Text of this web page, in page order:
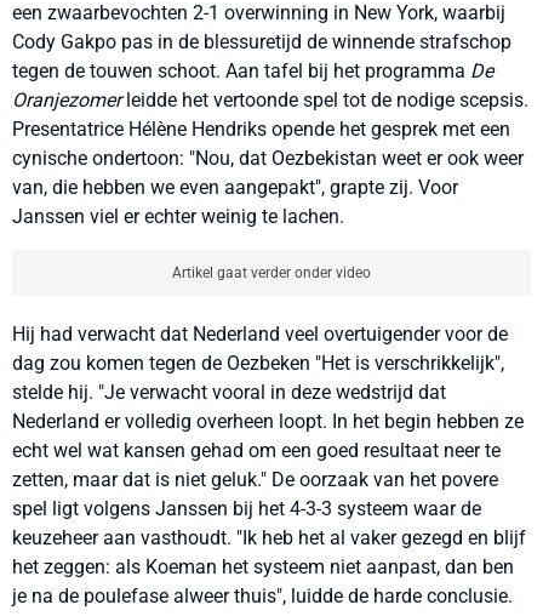
een zwaarbevochten 2-1 overwinning in New York, waarbij
Cody Gakpo pas in de blessuretijd de winnende strafschop
tegen de touwen schoot. Aan tafel bij het programma De
Oranjezomerleidde het vertoonde spel tot de nodige scepsis.
Presentatrice Hélène Hendriks opende het gesprek met een
cynische ondertoon: "Nou, dat Oezbekistan weet er ook weer
van, die hebben we even aangepakt", grapte zij. Voor
Janssen viel er echter weinig te lachen.
Artikel gaat verder onder video
Hij had verwacht dat Nederland veel overtuigender voor de
dag zou komen tegen de Oezbeken "Het is verschrikkelijk",
stelde hij. "Je verwacht vooral in deze wedstrijd dat
Nederland er volledig overheen loopt. In het begin hebben ze
echt wel wat kansen gehad om een goed resultaat neer te
zetten, maar dat is niet geluk." De oorzaak van het povere
spel ligt volgens Janssen bij het 4-3-3 systeem waar de
keuzeheer aan vasthoudt. "Ik heb het al vaker gezegd en blijf
het zeggen: als Koeman het systeem niet aanpast, dan ben
je na de poulefase alweer thuis", luidde de harde conclusie.